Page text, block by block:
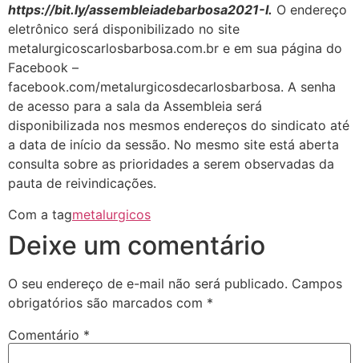
https://bit.ly/assembleiadebarbosa2021-I. O endereço
eletrônico será disponibilizado no site
metalurgicoscarlosbarbosa.com.br e em sua página do
Facebook –
facebook.com/metalurgicosdecarlosbarbosa. A senha
de acesso para a sala da Assembleia será
disponibilizada nos mesmos endereços do sindicato até
a data de início da sessão. No mesmo site está aberta
consulta sobre as prioridades a serem observadas da
pauta de reivindicações.
Com a tagmetalurgicos
Deixe um comentário
O seu endereço de e-mail não será publicado. Campos
obrigatórios são marcados com *
Comentário *